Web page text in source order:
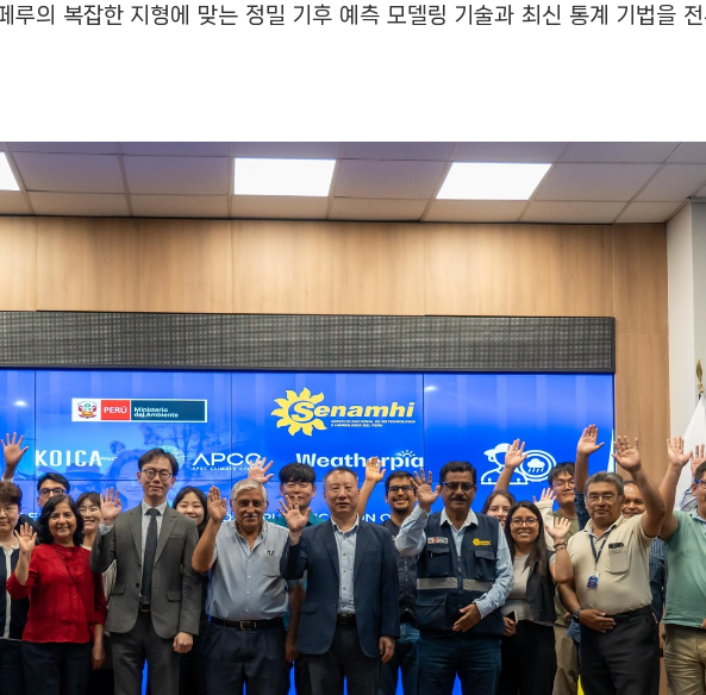
의 복잡한 지형에 맞는 정밀 기후 예측 모델링 기술과 최신 통계 기법을